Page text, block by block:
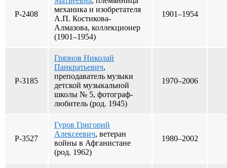
Р-2408
механика и изобретателя
А.П. Костикова-
Алмазова, коллекционер
(1901–1954)
1901–1954
Р-3185
Грязнов Николай
Панкратьевич,
преподаватель музыки
детской музыкальной
школы № 5, фотограф-
любитель (род. 1945)
1970–2006
Р-3527
Гуров Григорий
Алексеевич, ветеран
войны в Афганистане
(род. 1962)
1980–2002